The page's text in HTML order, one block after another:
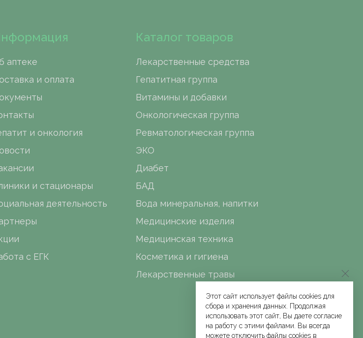
аптеке
и оплата
и онкология
и стационары
деятельность
с ЕГК
Каталог товаров
Лекарственные средства
Гепатитная группа
Витамины и добавки
Онкологическая группа
Ревматологическая группа
ЭКО
Диабет
БАД
Вода минеральная, напитки
Медицинские изделия
Медицинская техника
Косметика и гигиена
Лекарственные травы
Этот сайт использует файлы cookies для
сбора и хранения данных. Продолжая
использовать этот сайт, Вы даете согласие
на работу с этими файлами. Вы всегда
можете отключить файлы cookies в